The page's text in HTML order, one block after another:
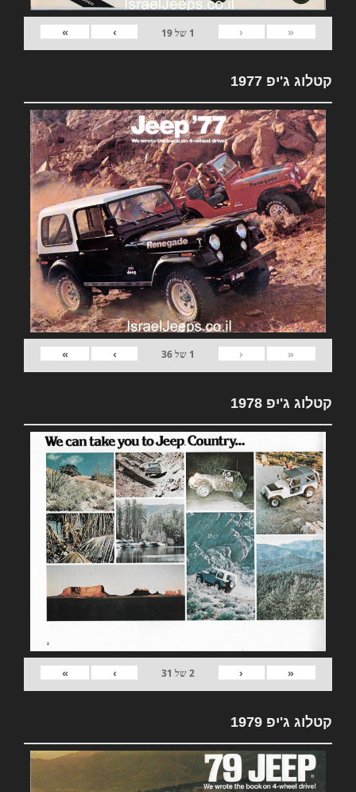
«
‹
1 של19
›
»
קטלוג ג'יפ 1977
«
‹
1 של36
›
»
קטלוג ג'יפ 1978
«
‹
2של 31
›
»
קטלוג ג'יפ 1979